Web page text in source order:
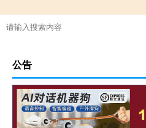
公告